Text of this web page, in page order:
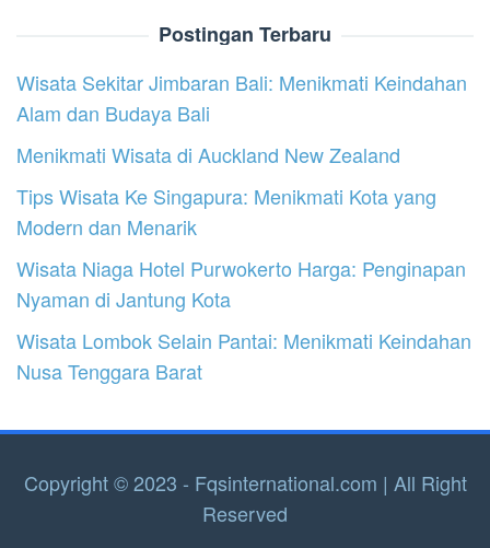
Postingan Terbaru
Wisata Sekitar Jimbaran Bali: Menikmati Keindahan
Alam dan Budaya Bali
Menikmati Wisata di Auckland New Zealand
Tips Wisata Ke Singapura: Menikmati Kota yang
Modern dan Menarik
Wisata Niaga Hotel Purwokerto Harga: Penginapan
Nyaman di Jantung Kota
Wisata Lombok Selain Pantai: Menikmati Keindahan
Nusa Tenggara Barat
Copyright © 2023 - Fqsinternational.com | All Right
Reserved